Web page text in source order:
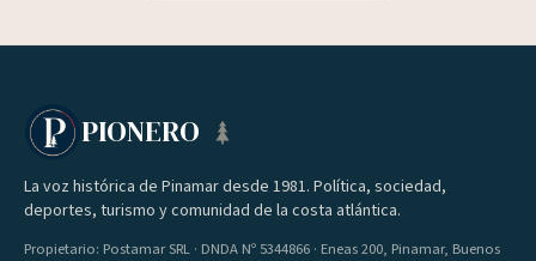
PIONERO
La voz histórica de Pinamar desde 1981. Política, sociedad,
deportes, turismo y comunidad de la costa atlántica.
Propietario: Postamar SRL · DNDA Nº 5344866 · Eneas 200, Pinamar, Buenos